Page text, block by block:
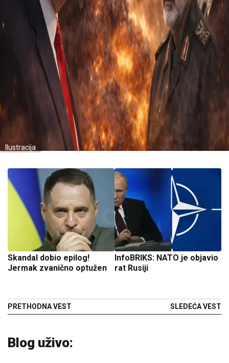
Ilustracija
Skandal dobio epilog!
Jermak zvanično optužen
PRETHODNA VEST
InfoBRIKS: NATO je objavio
rat Rusiji
SLEDEĆA VEST
Blog uživo: